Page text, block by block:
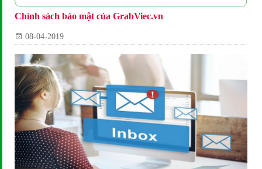
Chính sách bảo mật của GrabViec.vn
08-04-2019